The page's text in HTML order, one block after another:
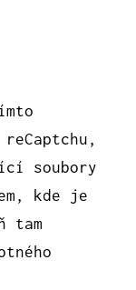
soubory
kde je
tam